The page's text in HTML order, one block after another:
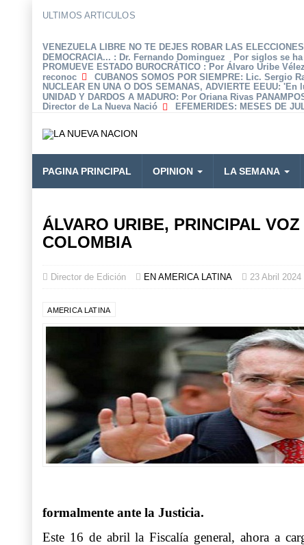
ULTIMOS ARTICULOS
VENEZUELA LIBRE NO TE DEJES ROBAR LAS
DEMOCRACIA... : Dr. Fernando Dominguez Por siglos se ha
PROMUEVE ESTADO BUROCRÁTICO : Por Álvaro Uribe
reconoc
CUBANOS SOMOS POR SIEMPRE: Lic. Sergio
NUCLEAR EN UNA O DOS SEMANAS, ADVIERTE EEUU: 'En
UNIDAD Y DARDOS A MADURO: Por Oriana Rivas
Director de La Nueva Nació
EFEMERIDES: MESES DE
PAGINA PRINCIPAL OPINION LA SEMANA
ÁLVARO URIBE, PRINCIPAL
COLOMBIA
Director de Edición EN AMERICA LATINA 23 Abril 2024
AMERICA LATINA
formalmente ante la Justicia.
Este 16 de abril la Fiscalía general, ahora a